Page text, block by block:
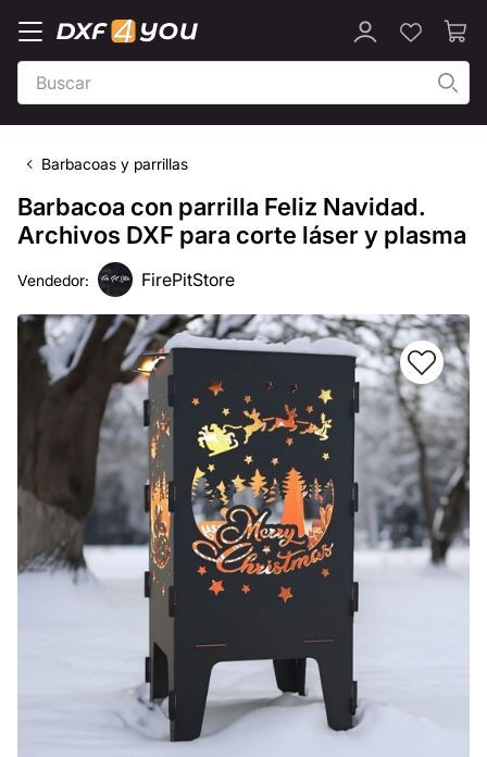
Barbacoas y parrillas
Barbacoa con parrilla Feliz Navidad.
Archivos DXF para corte láser y plasma
Vendedor: FirePitStore